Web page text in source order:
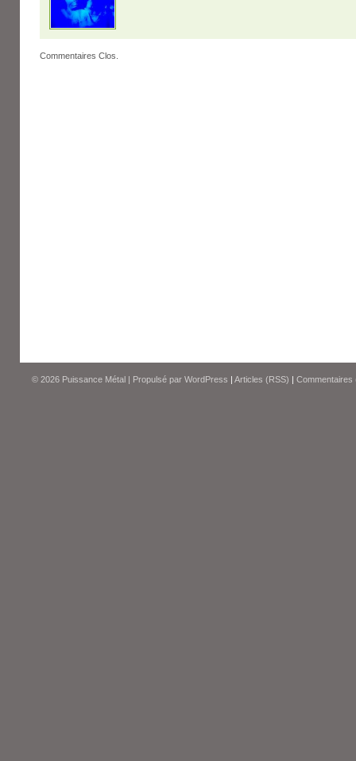
Commentaires Clos.
© 2026 Puissance Métal | Propulsé par WordPress | Articles (RSS) | Commentaires